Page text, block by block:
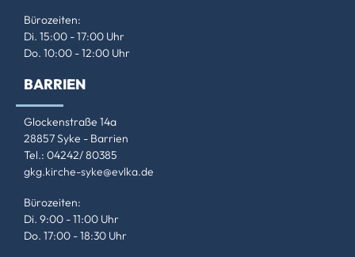
Bürozeiten:
Di. 15:00 - 17:00 Uhr
Do. 10:00 - 12:00 Uhr
BARRIEN
Glockenstraße 14a
28857 Syke - Barrien
Tel.: 04242/ 80385
gkg.kirche-syke@evlka.de
Bürozeiten:
Di. 9:00 - 11:00 Uhr
Do. 17:00 - 18:30 Uhr